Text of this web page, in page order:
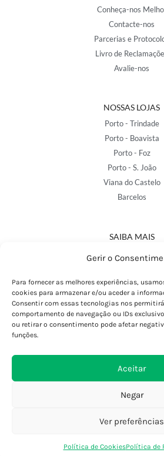
Gerir o
Para fornecer as melhores experiências,
cookies para armazenar e/ou aceder a
Consentir com essas tecnologias nos
comportamento de navegação ou IDs
ou retirar o consentimento pode afetar
funções.
Aceitar
Negar
Ver preferências
Política de CookiesPolítica de
Conheça-nos
Contacte-nos
Parcerias e
Livro de
Avalie-nos
NOSSAS LOJAS
Porto - Trindade
Porto - Boavista
Porto - Foz
Porto - S. João
Viana do Castelo
Barcelos
SAIBA MAIS
Política de
Termos e
Perguntas
Custos de Envio
Encomendas
Devoluções e